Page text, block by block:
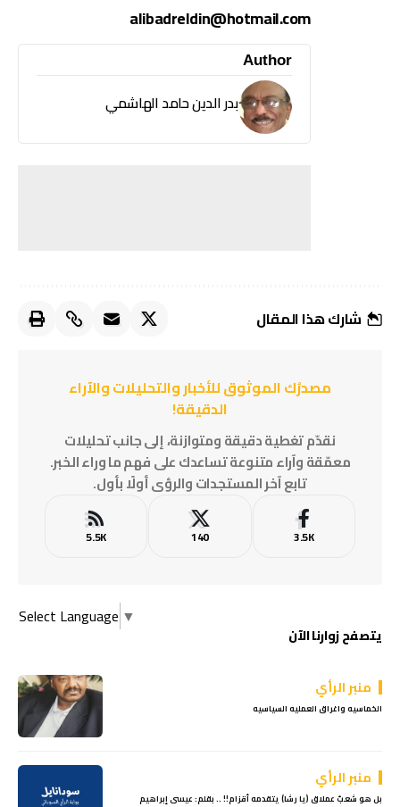
alibadreldin@hotmail.com
Author
بدر الدين حامد الهاشمي
شارك هذا المقال
مصدرُك الموثوق للأخبار والتحليلات والآراء
الدقيقة!
نقدّم تغطية دقيقة ومتوازنة، إلى جانب تحليلات
معمّقة وآراء متنوعة تساعدك على فهم ما وراء الخبر.
تابع آخر المستجدات والرؤى أولًا بأول.
3.5K
140
5.5K
Select Language ▼
يتصفح زوارنا الآن
منبر الرأي
الخماسيه واغراق العمليه السياسيه
منبر الرأي
بل هو شعبٌ عملاق (يا رشا) يتقدمه أقزام!! .. بقلم: عيسى إبراهيم